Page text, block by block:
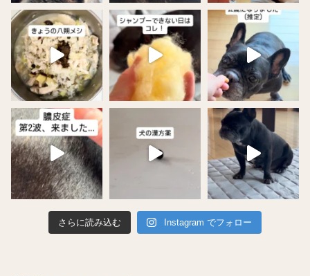
さらに読み込む Instagram でフォロー